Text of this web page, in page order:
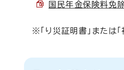
国民年金保険料免
※「り災証明書」または